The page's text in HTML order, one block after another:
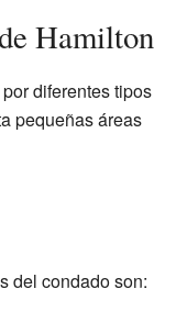
Hamilton
diferentes tipos
pequeñas áreas
del condado son: